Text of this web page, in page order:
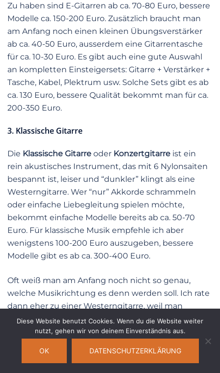
Zu haben sind E-Gitarren ab ca. 70-80 Euro, bessere
Modelle ca. 150-200 Euro. Zusätzlich braucht man
am Anfang noch einen kleinen Übungsverstärker
ab ca. 40-50 Euro, ausserdem eine Gitarrentasche
für ca. 10-30 Euro. Es gibt auch eine gute Auswahl
an kompletten Einsteigersets: Gitarre + Verstärker +
Tasche, Kabel, Plektrum usw. Solche Sets gibt es ab
ca. 130 Euro, bessere Qualität bekommt man für ca.
200-350 Euro.
3. Klassische Gitarre
Die Klassische Gitarre oder Konzertgitarre ist ein
rein akustisches Instrument, das mit 6 Nylonsaiten
bespannt ist, leiser und “dunkler” klingt als eine
Westerngitarre. Wer “nur” Akkorde schrammeln
oder einfache Liebegleitung spielen möchte,
bekommt einfache Modelle bereits ab ca. 50-70
Euro. Für klassische Musik empfehle ich aber
wenigstens 100-200 Euro auszugeben, bessere
Modelle gibt es ab ca. 300-400 Euro.
Oft weiß man am Anfang noch nicht so genau,
welche Musikrichtung es denn werden soll. Ich rate
dann eher zu einer Westerngitarre, weil man
einerseits den akustischen Klang und andererseits
den passenden Sound für nicht-klassische Musik
oder alternativ – Klassische Gitarre oder E-Gitarre zu
Diese Website benutzt Cookies. Wenn du die Website weiter
nutzt, gehen wir von deinem Einverständnis aus.
OK DATENSCHUTZERKLÄRUNG